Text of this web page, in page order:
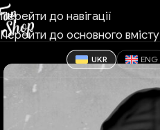
Перейти до навігації
Перейти до основного вмісту
UKR ENG